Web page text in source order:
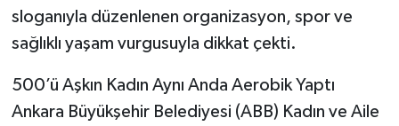
sloganıyla düzenlenen organizasyon, spor ve
sağlıklı yaşam vurgusuyla dikkat çekti.
500’ü Aşkın Kadın Aynı Anda Aerobik Yaptı
Ankara Büyükşehir Belediyesi (ABB) Kadın ve Aile